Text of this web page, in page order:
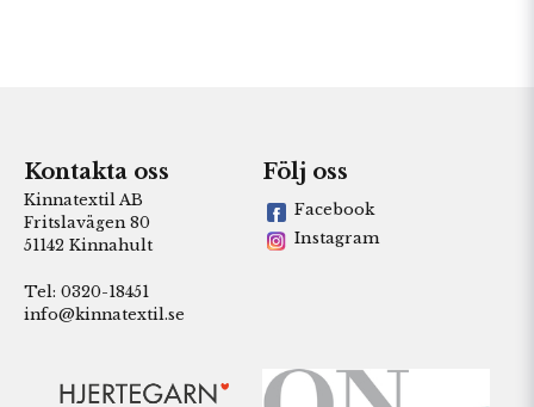
Kontakta oss
Kinnatextil AB
Fritslavägen 80
51142 Kinnahult
Tel: 0320-18451
info@kinnatextil.se
Följ oss
Facebook
Instagram